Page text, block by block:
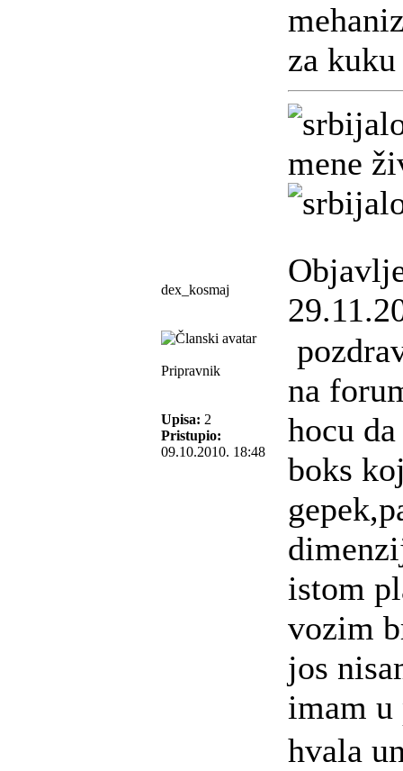
za
mene
dex_kosmaj
Pripravnik
Upisa: 2
Pristupio:
09.10.2010. 18:48
na
hocu
boks
istom
vozim
jos
imam
hvala